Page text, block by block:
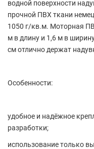
водной поверхности
прочной ПВХ ткани
1050 г/кв.м. Моторная
м в длину и 1,6 м в
см отлично держат
Особенности:
удобное и надёжное
разработки;
использование только